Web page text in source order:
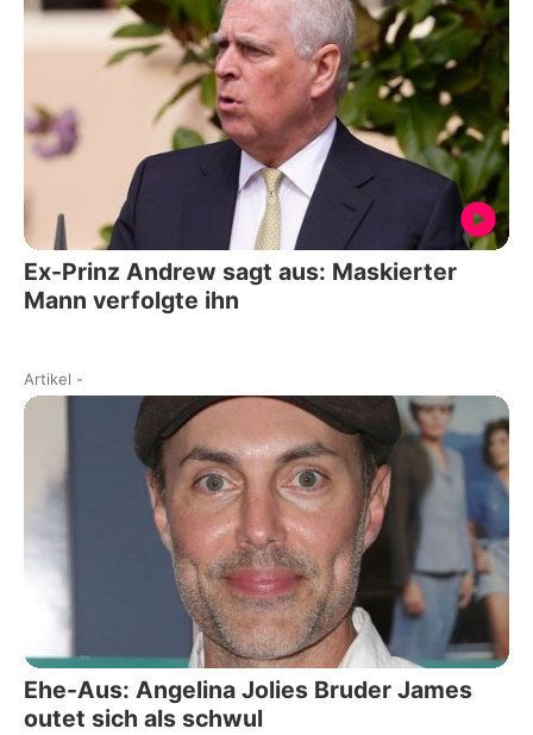
Ex-Prinz Andrew sagt aus: Maskierter
Mann verfolgte ihn
Artikel -
Ehe-Aus: Angelina Jolies Bruder James
outet sich als schwul